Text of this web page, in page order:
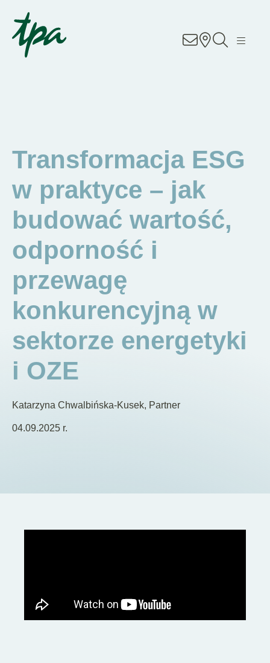
Know-how
Lokalizacje
Kontakt
PL
Transformacja ESG
w praktyce – jak
budować wartość,
odporność i
przewagę
konkurencyjną w
sektorze energetyki
i OZE
Katarzyna Chwalbińska-Kusek, Partner
04.09.2025 r.